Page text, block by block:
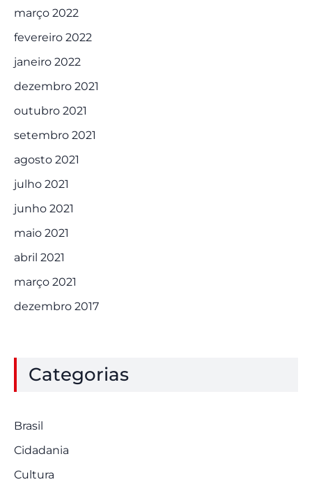
março 2022
fevereiro 2022
janeiro 2022
dezembro 2021
outubro 2021
setembro 2021
agosto 2021
julho 2021
junho 2021
maio 2021
abril 2021
março 2021
dezembro 2017
Categorias
Brasil
Cidadania
Cultura